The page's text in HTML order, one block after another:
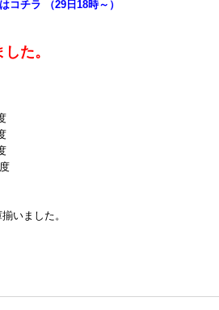
コチラ （29日18時～）
た。
いました。